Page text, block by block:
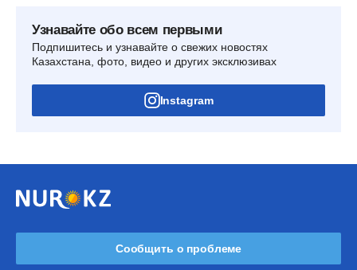
Узнавайте обо всем первыми
Подпишитесь и узнавайте о свежих новостях
Казахстана, фото, видео и других эксклюзивах
Instagram
Сообщить о проблеме